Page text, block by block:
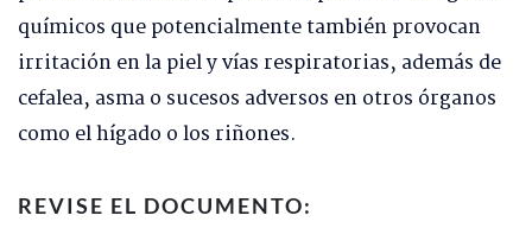
químicos que potencialmente también provocan
irritación en la piel y vías respiratorias, además de
cefalea, asma o sucesos adversos en otros órganos
como el hígado o los riñones.
REVISE EL DOCUMENTO: